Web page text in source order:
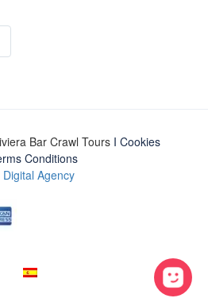
Bar Crawl Tours I Cookies
Conditions
Digital Agency